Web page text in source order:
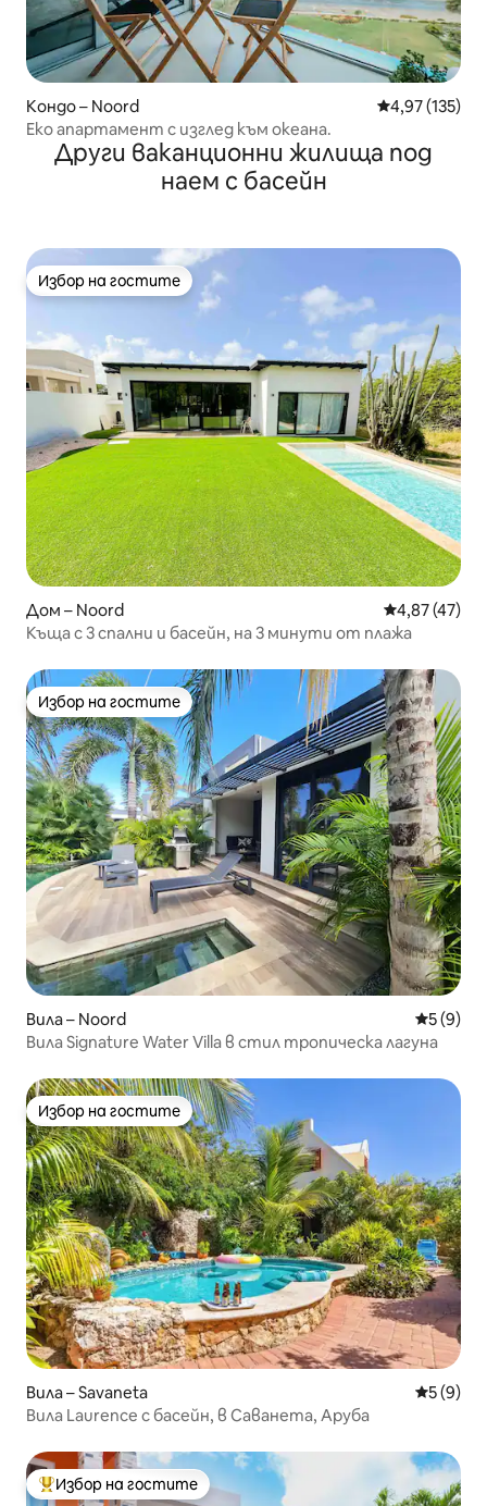
Кондо – Noord Средна
4,97 (135)
Еко апартамент с изглед към океана.
Други ваканционни жилища под
наем с басейн
Избор на гостите
Избор на гостите
Дом – Noord Средна
4,87 (47)
Къща с 3 спални и басейн, на 3 минути от плажа
Избор на гостите
Избор на гостите
Вила – Noord Средна
5 (9)
Вила Signature Water Villa в стил тропическа лагуна
Избор на гостите
Избор на гостите
Вила – Savaneta Средна
5 (9)
Вила Laurence с басейн, в Саванета, Аруба
Най-популярен избор на гостите
Избор на гостите